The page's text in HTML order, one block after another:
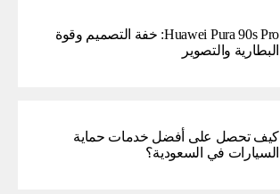
Huawei Pura 90s Pro: خفة التصميم وقوة
البطارية والتصوير
كيف تحصل على أفضل خدمات حماية
السيارات في السعودية؟